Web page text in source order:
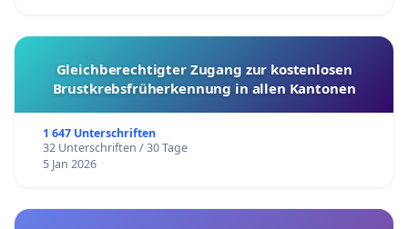
Gleichberechtigter Zugang zur kostenlosen
Brustkrebsfrüherkennung in allen Kantonen
1 647 Unterschriften
32 Unterschriften / 30 Tage
5 Jan 2026